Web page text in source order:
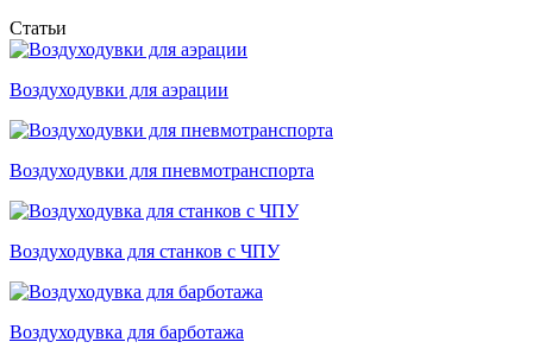
Статьи
Воздуходувки для аэрации
Воздуходувки для пневмотранспорта
Воздуходувка для станков с ЧПУ
Воздуходувка для барботажа